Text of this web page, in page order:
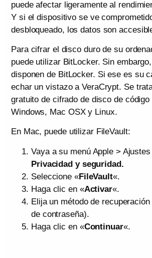
puede afectar ligeramente al
Y si el dispositivo se ve
desbloqueado, los datos son
Para cifrar el disco duro de su
puede utilizar BitLocker. Sin
disponen de BitLocker. Si ese es su
echar un vistazo a VeraCrypt. Se
gratuito de cifrado de disco de código
Windows, Mac OSX y Linux.
En Mac, puede utilizar FileVault:
Vaya a su menú Apple >
Privacidad y seguridad.
Seleccione «FileVault«.
Haga clic en «Activar«.
Elija un método de
de contraseña).
Haga clic en «Continuar«.